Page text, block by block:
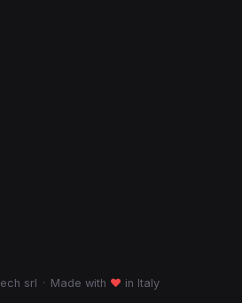
srl · Made with ♥ in Italy